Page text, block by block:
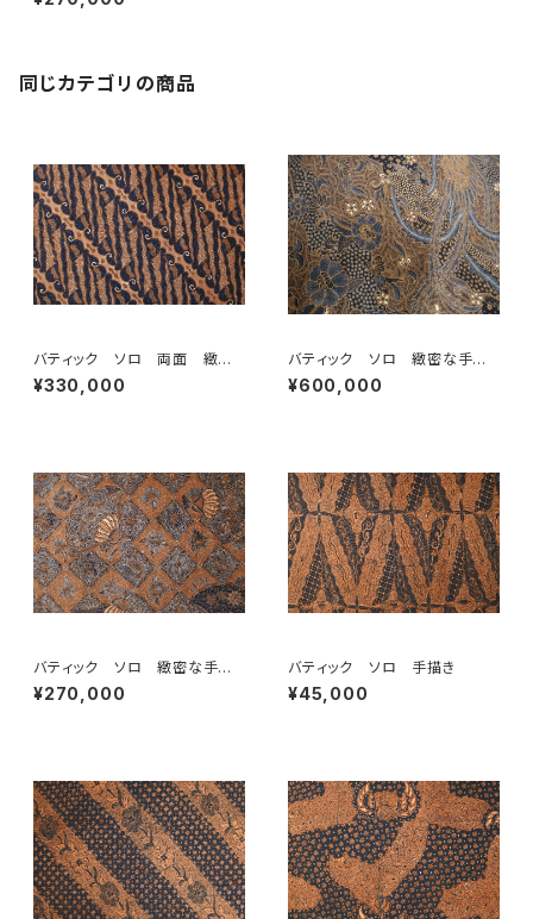
同じカテゴリの商品
バティック ソロ 両面 緻密
な手描き
¥330,000
バティック ソロ 緻密な手描
き
¥600,000
バティック ソロ 緻密な手描
き
¥270,000
バティック ソロ 手描き
¥45,000